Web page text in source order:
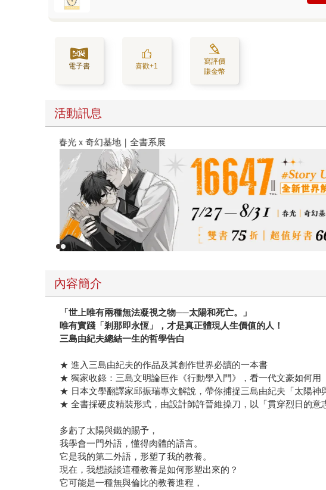
電子書 喜歡+1
寫評價
賺金幣
活動訊息
春光ｘ奇幻基地｜全書系展
內容簡介
「世上唯有兩種無法凝視之物──太陽和死亡。」
唯有實踐「剎那即永恆」，才是真正體現人生價值的人！
三島由紀夫總結一生的哲學告白
★ 進入三島由紀夫的作品及其創作世界必讀的一本書
★ 獨家收錄：三島文明論巨作《行動學入門》，看一代文豪如何用
★ 日本文學翻譯家邱振瑞專文解說，帶你捕捉三島由紀夫「太陽神
★ 全書採硬皮精裝形式，由設計師許晉維操刀，以「貫穿烈日的意
多虧了太陽與鐵的賜予，
我學會一門外語，懂得肉體的語言。
它是我的第二外語，形塑了我的教養。
現在，我想談談這種教養是如何形塑出來的？
它可能是一種無與倫比的教養進程，